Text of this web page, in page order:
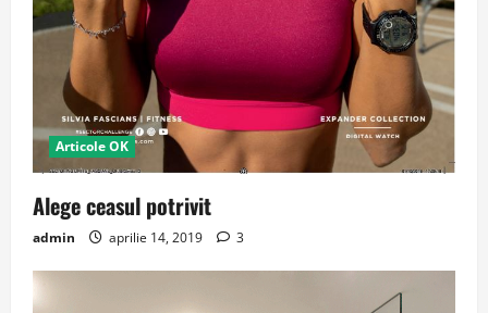
Articole OK
Alege ceasul potrivit
admin aprilie 14, 2019 3